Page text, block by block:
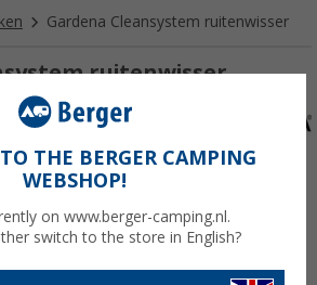
Gardena Cleansystem ruitenwisser
ruitenwisser
THE BERGER CAMPING
WEBSHOP!
on www.berger-camping.nl.
switch to the store in English?